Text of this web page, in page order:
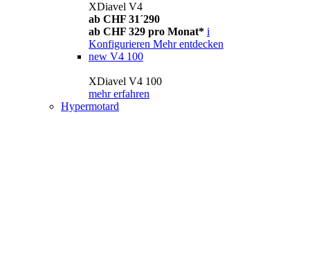
XDiavel V4
ab CHF 31´290
ab CHF 329 pro Monat* i
Konfigurieren Mehr entdecken
new V4 100
XDiavel V4 100
mehr erfahren
Hypermotard